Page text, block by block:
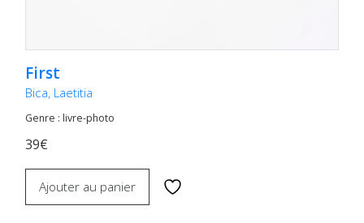
First
Bica, Laetitia
Genre : livre-photo
39€
Ajouter au panier